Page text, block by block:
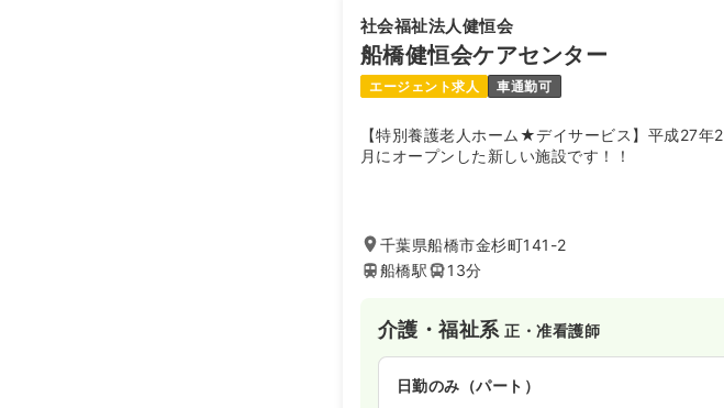
オンコールあり
時給1,400円以上可
救急外来
夜勤のみ（パート）
ブランク可
訪問診療正看護師
日勤のみ（パート）
社会福祉法人健恒会
船橋健恒会ケアセンター
エージェント求人 車通勤可
【特別養護老人ホーム★デイサービス】平成27年2
月にオープンした新しい施設です！！
千葉県船橋市金杉町141-2
船橋駅
13分
介護・福祉系正・准看護師
日勤のみ（パート）